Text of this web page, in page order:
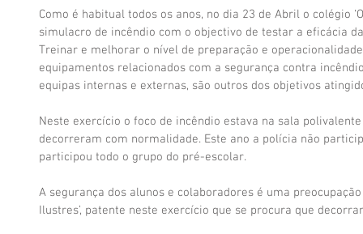
Como é habitual todos os anos, no dia 23 de Abril o colégio
simulacro de incêndio com o objectivo de testar a eficácia
Treinar e melhorar o nível de preparação e
equipamentos relacionados com a segurança contra
equipas internas e externas, são outros dos objetivos
Neste exercício o foco de incêndio estava na sala
decorreram com normalidade. Este ano a polícia não
participou todo o grupo do pré-escolar.
A segurança dos alunos e colaboradores é uma
Ilustres’, patente neste exercício que se procura que